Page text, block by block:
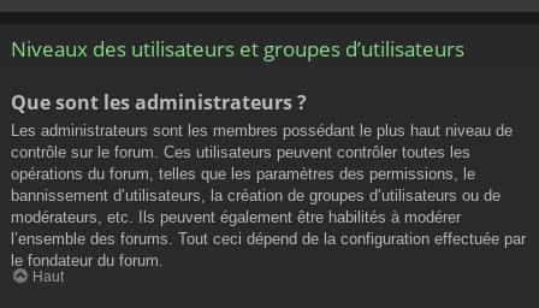
Niveaux des utilisateurs et groupes d’utilisateurs
Que sont les administrateurs ?
Les administrateurs sont les membres possédant le plus haut niveau de
contrôle sur le forum. Ces utilisateurs peuvent contrôler toutes les
opérations du forum, telles que les paramètres des permissions, le
bannissement d’utilisateurs, la création de groupes d’utilisateurs ou de
modérateurs, etc. Ils peuvent également être habilités à modérer
l’ensemble des forums. Tout ceci dépend de la configuration effectuée par
le fondateur du forum.
Haut